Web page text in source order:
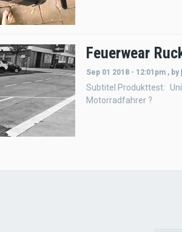
Feuerwear
Sep 01 2018 - 12:01pm , by
Subtitel Produkttest:
Motorradfahrer ?